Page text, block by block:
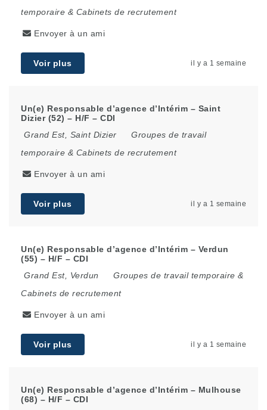
temporaire & Cabinets de recrutement
Envoyer à un ami
Voir plus il y a 1 semaine
Un(e) Responsable d’agence d’Intérim – Saint
Dizier (52) – H/F – CDI
Grand Est, Saint Dizier
Groupes de travail
temporaire & Cabinets de recrutement
Envoyer à un ami
Voir plus il y a 1 semaine
Un(e) Responsable d’agence d’Intérim – Verdun
(55) – H/F – CDI
Grand Est, Verdun
Groupes de travail temporaire &
Cabinets de recrutement
Envoyer à un ami
Voir plus il y a 1 semaine
Un(e) Responsable d’agence d’Intérim – Mulhouse
(68) – H/F – CDI